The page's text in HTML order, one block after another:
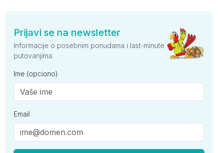
Prijavi se na newsletter
Informacije o posebnim ponudama i last-minute
putovanjima.
Ime (opciono)
Email